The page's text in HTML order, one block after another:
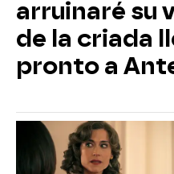
arruinaré su
de la criada
pronto a